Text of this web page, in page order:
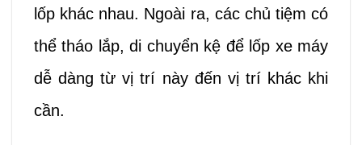
lốp khác nhau. Ngoài ra, các chủ tiệm có
thể tháo lắp, di chuyển kệ để lốp xe máy
dễ dàng từ vị trí này đến vị trí khác khi
cần.